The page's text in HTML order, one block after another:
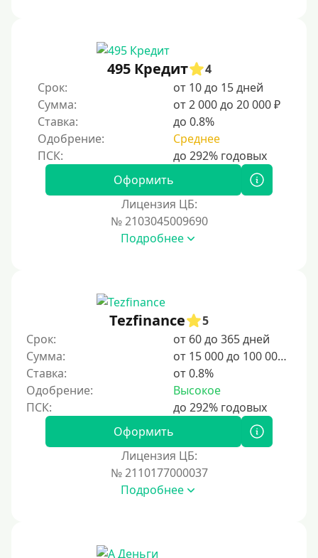
Онлайн круглосуточно
На карту круглосуточно
24/7
Деньги в долг
В долг на карту
Срок
10 дней
2 недели
15 дней
20 дней
30 дней без процентов
495 Кредит
4
Срок:
от 10 до 15 дней
Сумма:
от 2 000 до 20 000 ₽
Ставка:
до 0.8%
Одобрение:
Среднее
Оформить
Лицензия ЦБ:
№ 2103045009690
Подробнее
Tezfinance
5
Срок:
от 60 до 365 дней
Сумма:
от 15 000 до 100 000 ₽
Ставка:
от 0.8%
Одобрение:
Высокое
Оформить
Лицензия ЦБ:
№ 2110177000037
Подробнее